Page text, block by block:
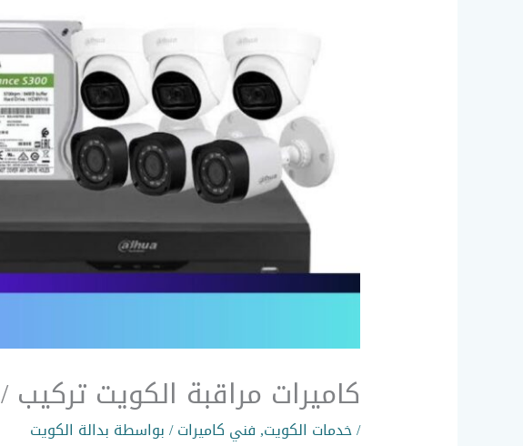
كاميرات مراقبة الكويت تركيب / 51226224 / كاميرات مراقبة فني
/خدمات الكويت,فني كاميرات/ بواسطة بدالة الكويت